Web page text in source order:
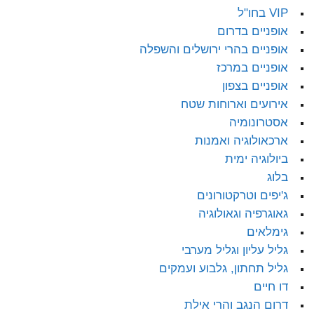
VIP בחו"ל
אופניים בדרום
אופניים בהרי ירושלים והשפלה
אופניים במרכז
אופניים בצפון
אירועים וארוחות שטח
אסטרונומיה
ארכאולוגיה ואמנות
ביולוגיה ימית
בלוג
ג'יפים וטרקטורונים
גאוגרפיה וגאולוגיה
גימלאים
גליל עליון וגליל מערבי
גליל תחתון, גלבוע ועמקים
דו חיים
דרום הנגב והרי אילת